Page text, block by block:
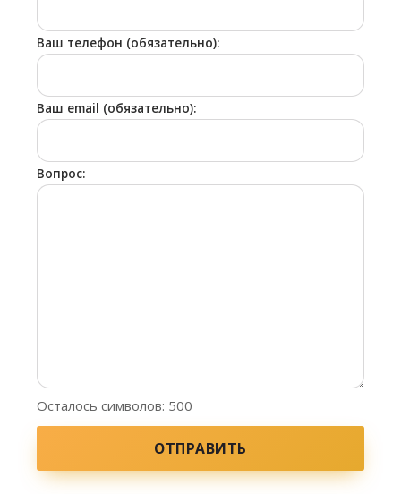
Ваш телефон (обязательно):
Ваш email (обязательно):
Вопрос:
Осталось символов: 500